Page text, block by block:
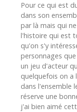
Pour ce qui est
dans son
par là mais qui
l'histoire qui est
qu'on s'y
personnages
un jeu d'acteur
quelquefois on a
dans l'ensemble
réserve une
j'ai bien aimé